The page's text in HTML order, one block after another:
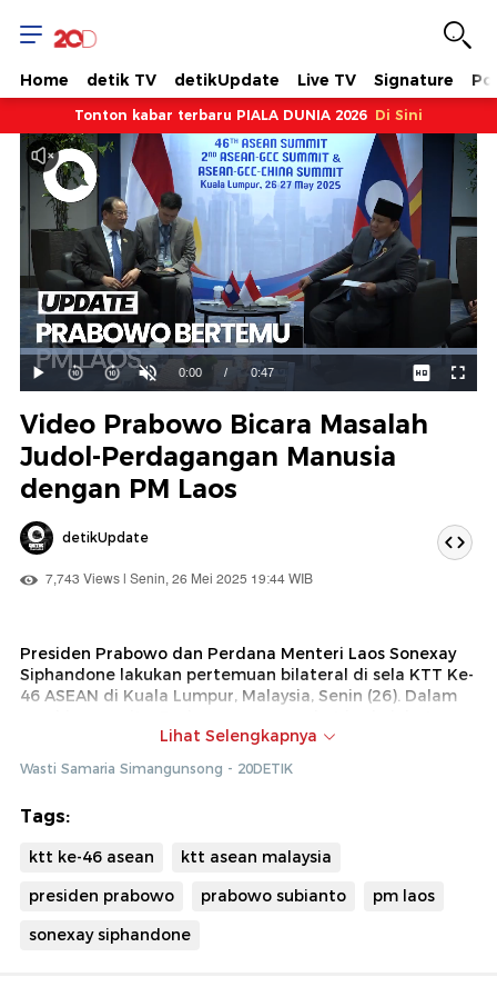
Home detik TV detikUpdate Live TV Signature
Tonton kabar terbaru PIALA DUNIA 2026 Di Sini
Mainkan
Suara
Hidup
Waktu
0:00 / Durasi
0:47
Dimuat:
100.00%
Video Prabowo Bicara Masalah
Judol-Perdagangan Manusia
dengan PM Laos
detikUpdate
7,743 Views | Senin, 26 Mei 2025 19:44 WIB
Presiden Prabowo dan Perdana Menteri Laos Sonexay
Siphandone lakukan pertemuan bilateral di sela KTT Ke-
46 ASEAN di Kuala Lumpur, Malaysia, Senin (26). Dalam
Lihat Selengkapnya
Wasti Samaria Simangunsong - 20DETIK
Tags:
ktt ke-46 asean
ktt asean malaysia
presiden prabowo
prabowo subianto
pm laos
sonexay siphandone